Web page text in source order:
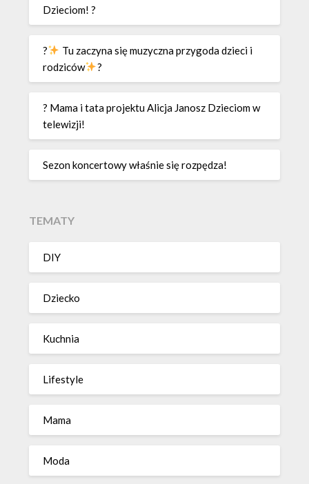
Dzieciom! ?
?
Tu zaczyna się muzyczna przygoda dzieci i
rodziców
?
? Mama i tata projektu Alicja Janosz Dzieciom w
telewizji!
Sezon koncertowy właśnie się rozpędza!
TEMATY
DIY
Dziecko
Kuchnia
Lifestyle
Mama
Moda